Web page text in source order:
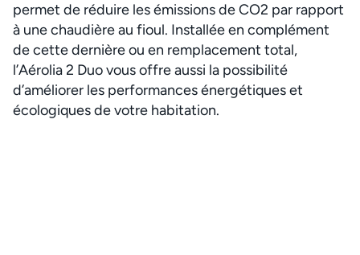
permet de réduire les émissions de CO2 par rapport
à une chaudière au fioul. Installée en complément
de cette dernière ou en remplacement total,
l’Aérolia 2 Duo vous offre aussi la possibilité
d’améliorer les performances énergétiques et
écologiques de votre habitation.